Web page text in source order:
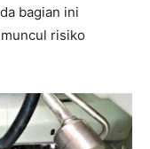
bagian ini
risiko